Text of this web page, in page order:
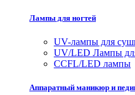
Лампы для ногтей
UV-лампы для
UV/LED Лампы
CCFL/LED лампы
Аппаратный маникюр и